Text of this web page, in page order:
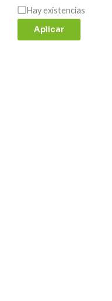
Hay existencias
Aplicar